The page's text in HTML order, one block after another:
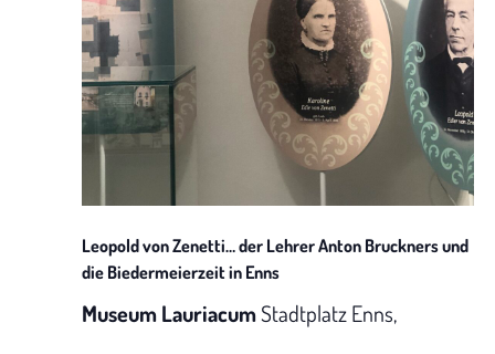
Leopold von Zenetti… der Lehrer Anton Bruckners und
die Biedermeierzeit in Enns
Museum LauriacumStadtplatz Enns,